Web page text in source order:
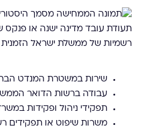
שירות במשטרת המנדט
עבודה ברשות הדואר
תפקידי ניהול ופקידות
משרות שיפוט או תפקידים